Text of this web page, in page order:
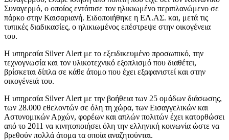
Συναγερμό, ο οποίος εντόπισε τον ηλικιωμένο περιπλανώμενο σε
πάρκο στην Καισαριανή. Ειδοποιήθηκε η ΕΛ.ΑΣ. και, μετά τις
τυπικές διαδικασίες, ο ηλικιωμένος επέστρεψε στην οικογένεια
του.
Η υπηρεσία Silver Alert με το εξειδικευμένο προσωπικό, την
τεχνογνωσία και τον υλικοτεχνικό εξοπλισμό που διαθέτει,
βρίσκεται δίπλα σε κάθε άτομο που έχει εξαφανιστεί και στην
οικογένειά του.
Η υπηρεσία Silver Alert με την βοήθεια των 25 ομάδων διάσωσης,
των 28.000 εθελοντών σε όλη τη χώρα, των Εισαγγελικών και
Αστυνομικών Αρχών, φορέων και απλών πολιτών έχει κατορθώσει
από το 2011 να κινητοποιήσει όλη την ελληνική κοινωνία ώστε να
βρεθούν πολλά άτομα τα οποία αναζητούνται.